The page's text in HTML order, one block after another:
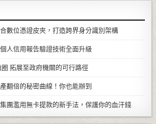
數位憑證皮夾，打造跨界身分識別架構
人信用報告驗證技術全面升級
拓展至政府機關的可行路徑
翻倍的秘密曲線！你也能辦到
團濫用無卡提款的新手法，保護你的血汗錢